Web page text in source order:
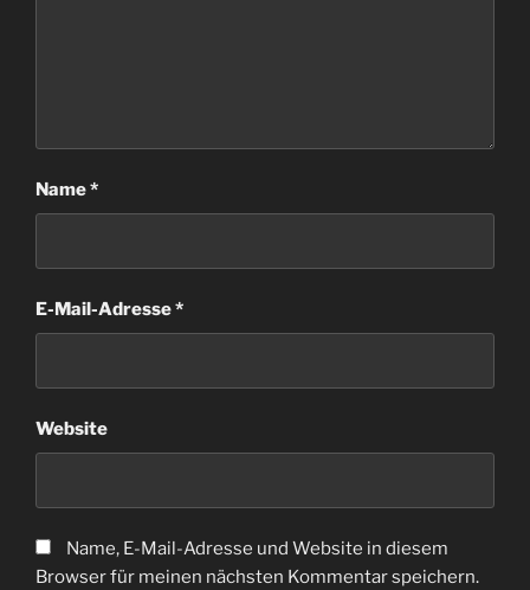
Name*
E-Mail-Adresse*
Website
Name, E-Mail-Adresse und Website in diesem
Browser für meinen nächsten Kommentar speichern.